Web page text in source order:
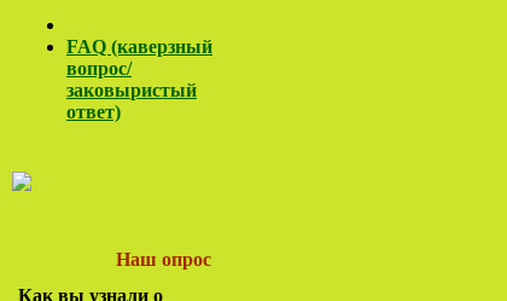
FAQ (каверзный
вопрос/
заковыристый
ответ)
Наш опрос
Как вы узнали о